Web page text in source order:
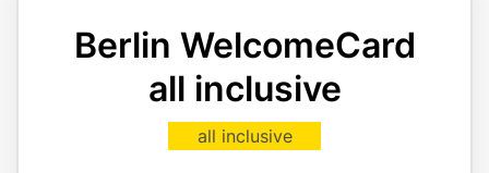
referenceBerlin WelcomeCard
all inclusive
all inclusive